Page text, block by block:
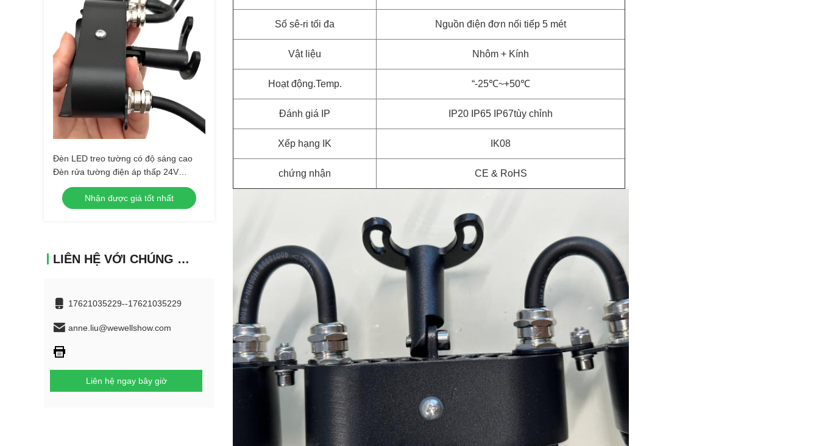
Đèn LED treo tường có độ sáng cao
Đèn rửa tường điện áp thấp 24V
3000K 4000K
Nhận được giá tốt nhất
LIÊN HỆ VỚI CHÚNG TÔI
17621035229--17621035229
anne.liu@wewellshow.com
Liên hệ ngay bây giờ
Số sê-ri tối đa Nguồn điện đơn nối tiếp 5 mét
Vật liệu Nhôm + Kính
Hoạt động.Temp. “-25℃~+50℃
Đánh giá IP IP20 IP65 IP67tùy chỉnh
Xếp hạng IK IK08
chứng nhận CE & RoHS